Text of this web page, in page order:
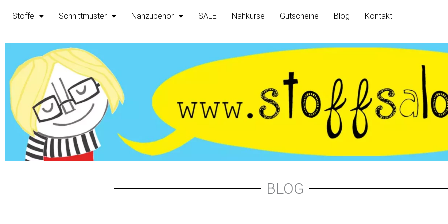
InhaltStoffe Schnittmuster Nähzubehör SALE Nähkurse Gutscheine Blog Kontakt
BLOG